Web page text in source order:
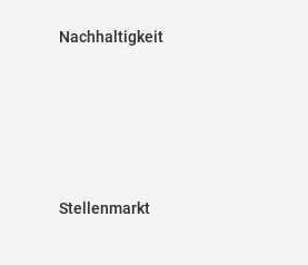
Nachhaltigkeit
Stellenmarkt